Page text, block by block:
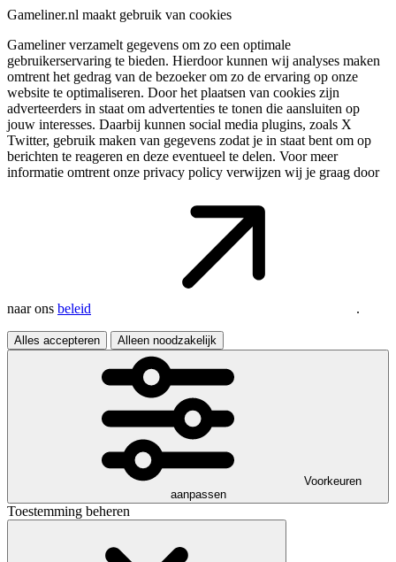
Gameliner.nl maakt gebruik van cookies
Gameliner verzamelt gegevens om zo een optimale
gebruikerservaring te bieden. Hierdoor kunnen wij analyses maken
omtrent het gedrag van de bezoeker om zo de ervaring op onze
website te optimaliseren. Door het plaatsen van cookies zijn
adverteerders in staat om advertenties te tonen die aansluiten op
jouw interesses. Daarbij kunnen social media plugins, zoals X
Twitter, gebruik maken van gegevens zodat je in staat bent om op
berichten te reageren en deze eventueel te delen. Voor meer
informatie omtrent onze privacy policy verwijzen wij je graag door
naar ons beleid .
Alles accepteren Alleen noodzakelijk
Voorkeuren
aanpassen
Toestemming beheren